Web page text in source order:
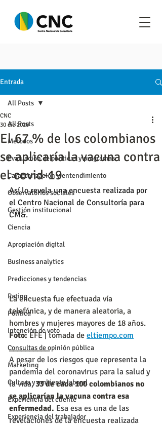
Entrada
All Posts
Metodos
Evaluación de políticas y programas
Caracterización y entendimiento
Observatorios sociales
Gestión institucional
Ciencia
Apropiación digital
Business analytics
Predicciones y tendencias
Rating
Política
Intención de voto
Consultas de opinión pública
Marketing
Cultura y ambiente laboral
Experiencia del cliente
Experiencia del trabajador
All Posts
El 67 % de los colombianos
se aplicaría la vacuna contra
el covid-19
CNC
30 dic 2020
Así lo revela una encuesta realizada por
el Centro Nacional de Consultoría para
CM&.
La encuesta fue efectuada vía
telefónica, y de manera aleatoria, a
hombres y mujeres mayores de 18 años.
Foto: EFE | tomada de eltiempo.com
__________
A pesar de los riesgos que representa la
pandemia del coronavirus para la salud y
la vida, 33 de cada 100 colombianos no
se aplicarían la vacuna contra esa
enfermedad. Esa esa es una de las
revelaciones de la encuesta realizada